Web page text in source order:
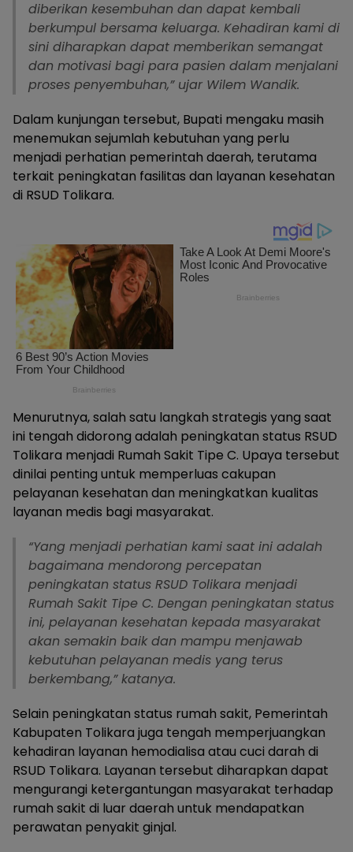
diberikan kesembuhan dan dapat kembali
berkumpul bersama keluarga. Kehadiran kami di
sini diharapkan dapat memberikan semangat
dan motivasi bagi para pasien dalam menjalani
proses penyembuhan,” ujar Wilem Wandik.
Dalam kunjungan tersebut, Bupati mengaku masih
menemukan sejumlah kebutuhan yang perlu
menjadi perhatian pemerintah daerah, terutama
terkait peningkatan fasilitas dan layanan kesehatan
di RSUD Tolikara.
Menurutnya, salah satu langkah strategis yang saat
ini tengah didorong adalah peningkatan status RSUD
Tolikara menjadi Rumah Sakit Tipe C. Upaya tersebut
dinilai penting untuk memperluas cakupan
pelayanan kesehatan dan meningkatkan kualitas
layanan medis bagi masyarakat.
“Yang menjadi perhatian kami saat ini adalah
bagaimana mendorong percepatan
peningkatan status RSUD Tolikara menjadi
Rumah Sakit Tipe C. Dengan peningkatan status
ini, pelayanan kesehatan kepada masyarakat
akan semakin baik dan mampu menjawab
kebutuhan pelayanan medis yang terus
berkembang,” katanya.
Selain peningkatan status rumah sakit, Pemerintah
Kabupaten Tolikara juga tengah memperjuangkan
kehadiran layanan hemodialisa atau cuci darah di
RSUD Tolikara. Layanan tersebut diharapkan dapat
mengurangi ketergantungan masyarakat terhadap
rumah sakit di luar daerah untuk mendapatkan
perawatan penyakit ginjal.